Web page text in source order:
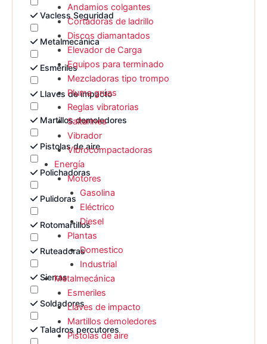
Vacless Seguridad
Metalmecánica
Esmeriles
Llaves de impacto
Martillos demoledores
Pistolas de aire
Polichadoras
Pulidoras
Rotomartillos
Ruteadoras
Sierras
Soldadores
Taladros percutores
Andamios colgantes
Cortadoras de ladrillo
Discos diamantados
Elevador de Carga
Equipos para terminado
Mezcladoras tipo trompo
Pluma grúas
Reglas vibratorias
Saltarines
Vibrador
Vibrocompactadoras
Energía
Motores
Gasolina
Eléctrico
Diesel
Plantas
Domestico
Industrial
Metalmecánica
Esmeriles
Llaves de impacto
Martillos demoledores
Pistolas de aire